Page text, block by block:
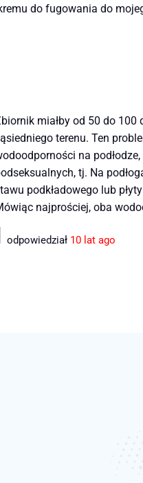
do fugowania do
miałby od 50 do
terenu. Ten
na
tj. Na
podkładowego lub
najprościej, oba
odpowiedział 10 lat ago